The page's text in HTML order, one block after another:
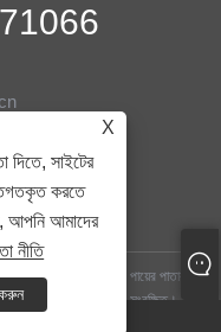
লিমিটেড - তেল ড্রিলিং পায়ের পাতার
আনুষাঙ্গিক - সমস্ত অধিকার সংরক্ষিত।
X
দিতে, সাইটের
করতে
আপনি আমাদের
নীতি